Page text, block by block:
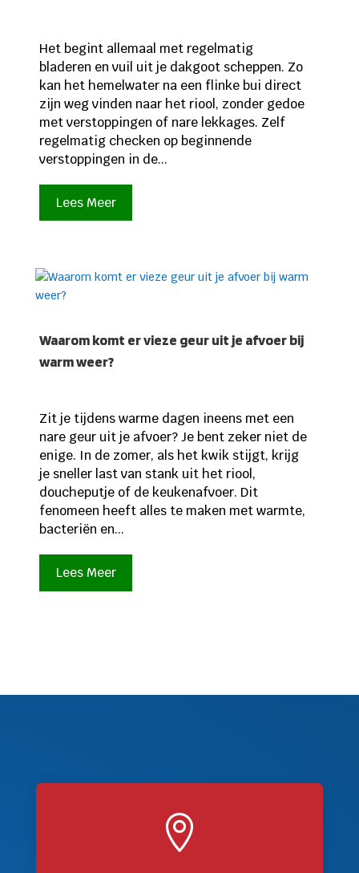
Het begint allemaal met regelmatig
bladeren en vuil uit je dakgoot scheppen. Zo
kan het hemelwater na een flinke bui direct
zijn weg vinden naar het riool, zonder gedoe
met verstoppingen of nare lekkages. Zelf
regelmatig checken op beginnende
verstoppingen in de...
Lees Meer
Waarom komt er vieze geur uit je afvoer bij
warm weer?
Zit je tijdens warme dagen ineens met een
nare geur uit je afvoer? Je bent zeker niet de
enige. In de zomer, als het kwik stijgt, krijg
je sneller last van stank uit het riool,
doucheputje of de keukenafvoer. Dit
fenomeen heeft alles te maken met warmte,
bacteriën en...
Lees Meer
